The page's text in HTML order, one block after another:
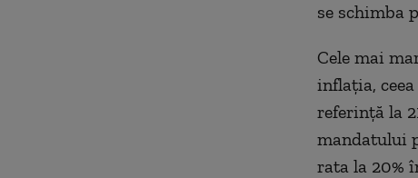
se schimba
Cele mai
inflaţia,
referinţă la
mandatului
rata la 20%